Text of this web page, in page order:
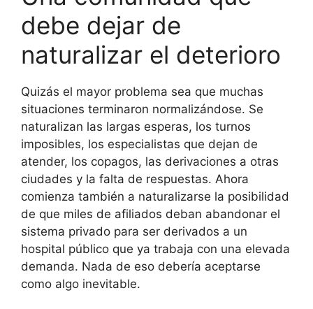
debe dejar de
naturalizar el deterioro
Quizás el mayor problema sea que muchas
situaciones terminaron normalizándose. Se
naturalizan las largas esperas, los turnos
imposibles, los especialistas que dejan de
atender, los copagos, las derivaciones a otras
ciudades y la falta de respuestas. Ahora
comienza también a naturalizarse la posibilidad
de que miles de afiliados deban abandonar el
sistema privado para ser derivados a un
hospital público que ya trabaja con una elevada
demanda. Nada de eso debería aceptarse
como algo inevitable.